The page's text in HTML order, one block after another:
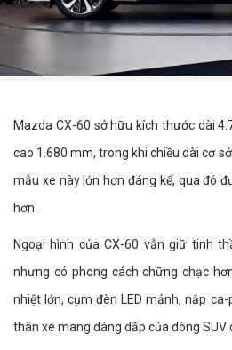
Mazda CX-60 sở hữu kích thước dài
cao 1.680 mm, trong khi chiều dài cơ
mẫu xe này lớn hơn đáng kể, qua đó
hơn.
Ngoại hình của CX-60 vẫn giữ tinh
nhưng có phong cách chững chạc
nhiệt lớn, cụm đèn LED mảnh, nắp
thân xe mang dáng dấp của dòng SUV